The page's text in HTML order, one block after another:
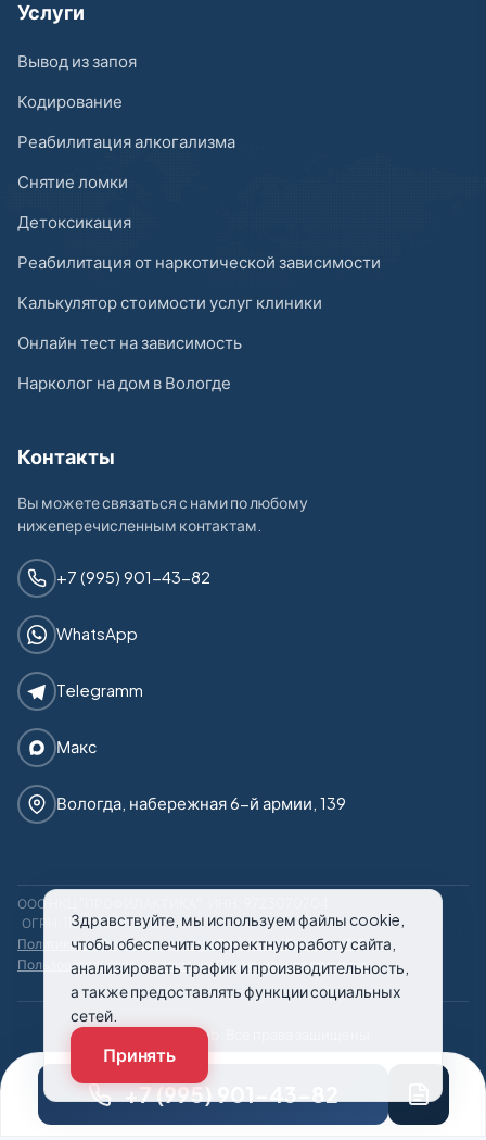
Услуги
Вывод из запоя
Кодирование
Реабилитация алкогализма
Снятие ломки
Детоксикация
Реабилитация от наркотической зависимости
Калькулятор стоимости услуг клиники
Онлайн тест на зависимость
Нарколог на дом в Вологде
Контакты
Вы можете связаться с нами по любому
нижеперечисленным контактам.
+7 (995) 901-43-82
WhatsApp
Telegramm
Макс
Вологда, набережная 6-й армии, 139
ООО НКЦ "ПРОФИЛАКТИКА"
ОГРН: 1187746971950
Политика конфиденциальностиПолитика обработки ПД
Пользовательское соглашениеРедакционная политика
© 2026 21rehab. Все права защищены.
+7 (995) 901-43-82
Здравствуйте, мы используем файлы cookie,
чтобы обеспечить корректную работу сайта,
анализировать трафик и производительность,
а также предоставлять функции социальных
сетей.
Принять